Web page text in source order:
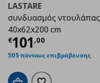
LASTARE
συνδυασμός
40x62x200 cm
€101 ,00
Τρέχουσα
505 πόντους επιβράβευσης